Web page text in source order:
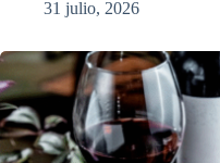
31 julio, 2026